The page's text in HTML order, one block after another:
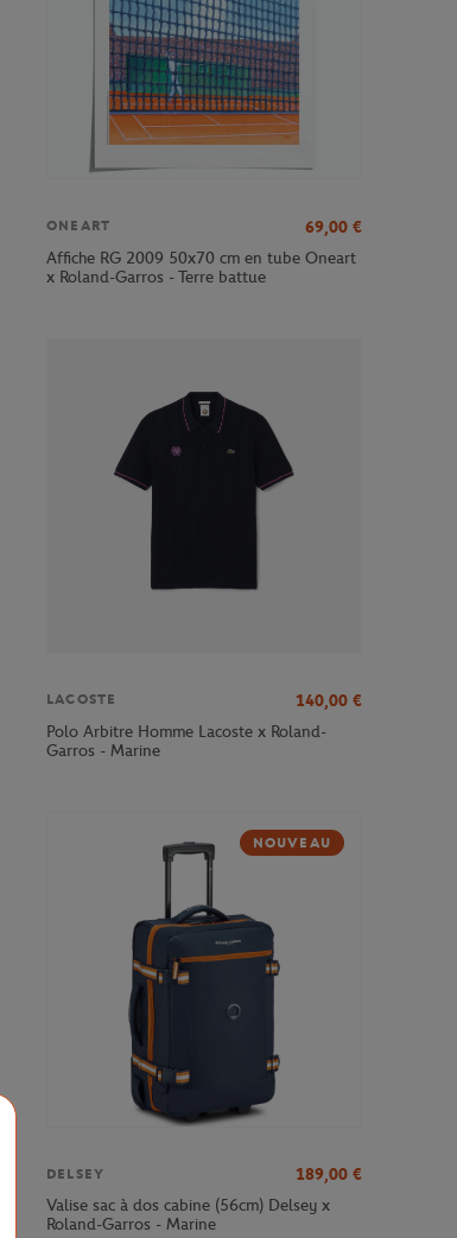
ONEART 69,00 €
Affiche RG 2009 50x70 cm en tube Oneart
x Roland-Garros - Terre battue
LACOSTE 140,00 €
Polo Arbitre Homme Lacoste x Roland-
Garros - Marine
NOUVEAU
DELSEY 189,00 €
Valise sac à dos cabine (56cm) Delsey x
Roland-Garros - Marine